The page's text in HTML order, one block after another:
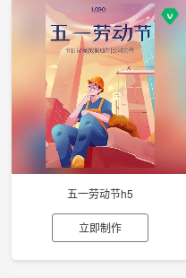
五一劳动节h5
立即制作